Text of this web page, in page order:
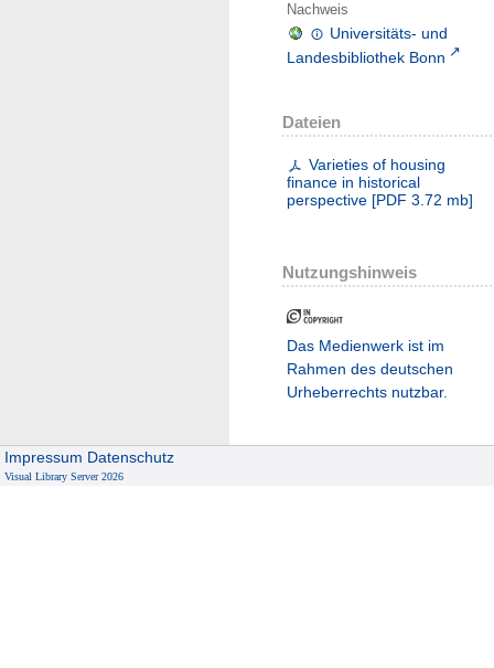
Nachweis
Universitäts- und
Landesbibliothek Bonn
Dateien
Varieties of housing
finance in historical
perspective [PDF 3.72 mb]
Nutzungshinweis
Das Medienwerk ist im
Rahmen des deutschen
Urheberrechts nutzbar.
Impressum Datenschutz
Visual Library Server 2026